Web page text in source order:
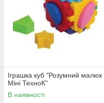
Іграшка куб "Розумний малюк
Міні ТехноК"
В наявності